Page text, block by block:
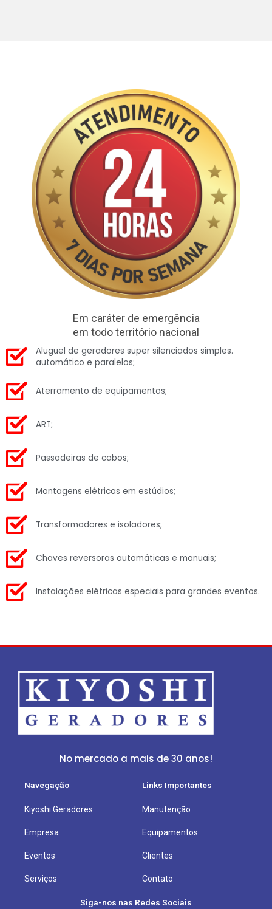
Em caráter de emergência
em todo território nacional
Aluguel de geradores super silenciados simples.
automático e paralelos;
Aterramento de equipamentos;
ART;
Passadeiras de cabos;
Montagens elétricas em estúdios;
Transformadores e isoladores;
Chaves reversoras automáticas e manuais;
Instalações elétricas especiais para grandes eventos.
No mercado a mais de 30 anos!
Navegação
Kiyoshi Geradores
Empresa
Eventos
Serviços
Links Importantes
Manutenção
Equipamentos
Clientes
Contato
Siga-nos nas Redes Sociais